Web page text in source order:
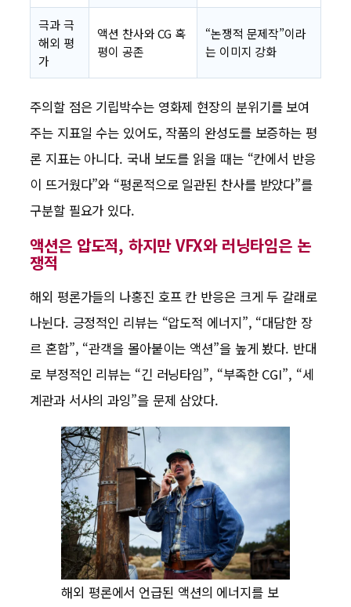
극과 극
해외 평
가
액션 찬사와 CG 혹
평이 공존
“논쟁적 문제작”이라
는 이미지 강화
주의할 점은 기립박수는 영화제 현장의 분위기를 보여
주는 지표일 수는 있어도, 작품의 완성도를 보증하는 평
론 지표는 아니다. 국내 보도를 읽을 때는 “칸에서 반응
이 뜨거웠다”와 “평론적으로 일관된 찬사를 받았다”를
구분할 필요가 있다.
액션은 압도적, 하지만 VFX와 러닝타임은 논
쟁적
해외 평론가들의 나홍진 호프 칸 반응은 크게 두 갈래로
나뉜다. 긍정적인 리뷰는 “압도적 에너지”, “대담한 장
르 혼합”, “관객을 몰아붙이는 액션”을 높게 봤다. 반대
로 부정적인 리뷰는 “긴 러닝타임”, “부족한 CGI”, “세
계관과 서사의 과잉”을 문제 삼았다.
해외 평론에서 언급된 액션의 에너지를 보